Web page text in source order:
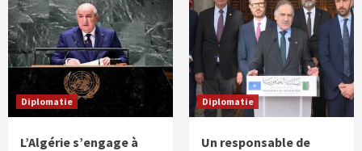
Diplomatie
L’Algérie s’engage à
Diplomatie
Un responsable de